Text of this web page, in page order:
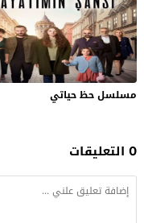
مسلسل حظ حياتي
0 التعليقات